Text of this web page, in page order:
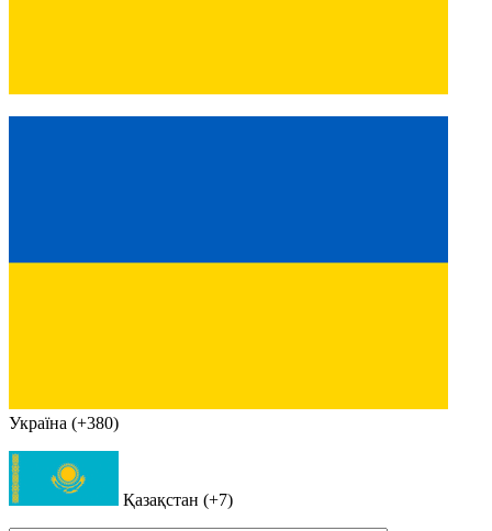
Україна (+380)
Қазақстан (+7)